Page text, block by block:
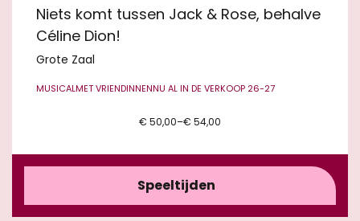
Niets komt tussen Jack & Rose, behalve
Céline Dion!
Grote Zaal
MUSICALMET VRIENDINNENNU AL IN DE VERKOOP 26-27
€ 50,00–€ 54,00
Speeltijden